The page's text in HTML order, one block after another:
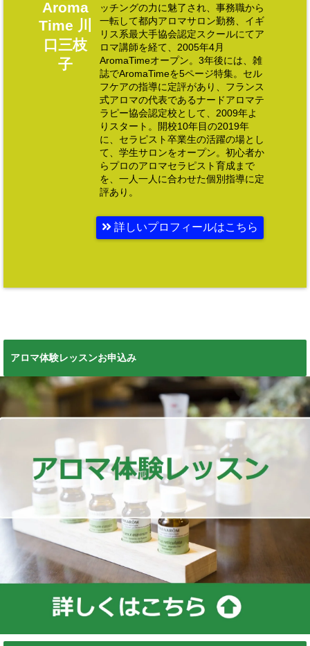
Aroma
Time 川
口三枝
子
ッチングの力に魅了され、事務職から
一転して都内アロマサロン勤務、イギ
リス系最大手協会認定スクールにてア
ロマ講師を経て、2005年4月
AromaTimeオープン。3年後には、雑
誌でAromaTimeを5ページ特集。セル
フケアの指導に定評があり、フランス
式アロマの代表であるナードアロマテ
ラピー協会認定校として、2009年よ
りスタート。開校10年目の2019年
に、セラピスト卒業生の活躍の場とし
て、学生サロンをオープン。初心者か
らプロのアロマセラピスト育成まで
を、一人一人に合わせた個別指導に定
評あり。
詳しいプロフィールはこちら
アロマ体験レッスンお申込み